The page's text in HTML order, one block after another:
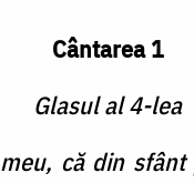
Cântarea 1
Glasul al 4-lea
că din